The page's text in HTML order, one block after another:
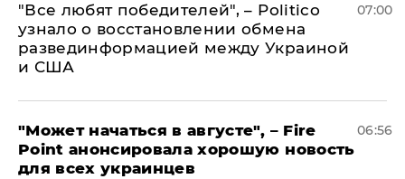
​"Все любят победителей", – Politico
узнало о восстановлении обмена
развединформацией между Украиной
и США
07:00
"Может начаться в августе", – Fire
Point анонсировала хорошую новость
для всех украинцев
06:56